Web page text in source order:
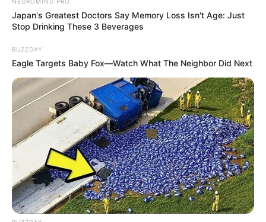
Serem! 9 Chat Ojek Online &
Pelanggan Ini Bikin Auto
Merinding
Japan's Greatest Doctors Say Memory Loss Isn't Age: Just
Stop Drinking These 3 Beverages
BUZZDAY
Eagle Targets Baby Fox—Watch What The Neighbor Did Next